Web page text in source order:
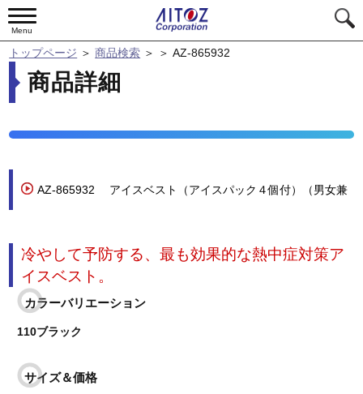
Menu
トップページ ＞商品検索 ＞ ＞AZ-865932
商品詳細
AZ-865932 アイスベスト（アイスパック４個付）（男女兼
冷やして予防する、最も効果的な熱中症対策ア
イスベスト。
カラーバリエーション
110ブラック
サイズ＆価格